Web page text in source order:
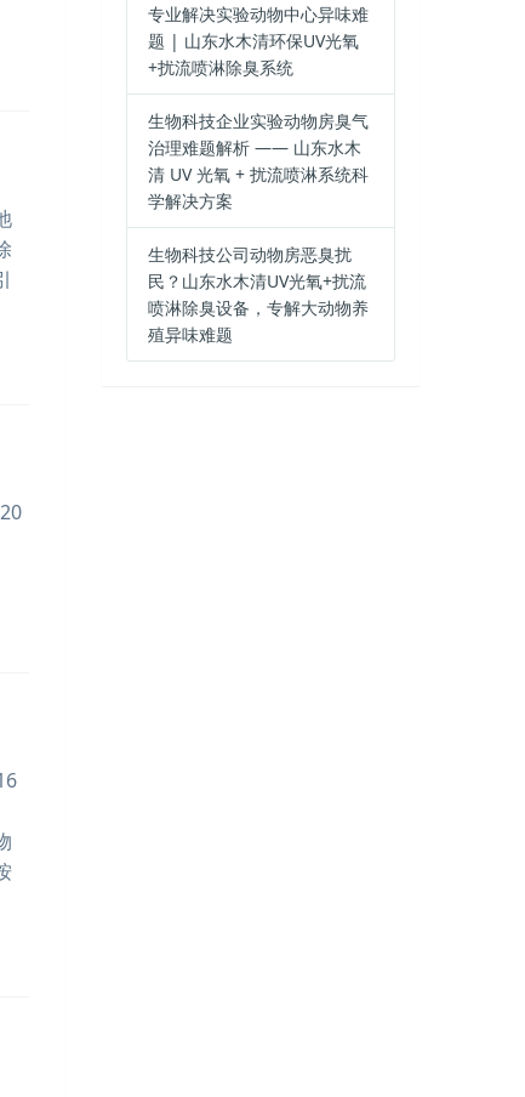
专业解决实验动物中心异味难
题 | 山东水木清环保UV光氧
+扰流喷淋除臭系统
生物科技企业实验动物房臭气
治理难题解析 —— 山东水木
清 UV 光氧 + 扰流喷淋系统科
学解决方案
生物科技公司动物房恶臭扰
民？山东水木清UV光氧+扰流
喷淋除臭设备，专解大动物养
殖异味难题